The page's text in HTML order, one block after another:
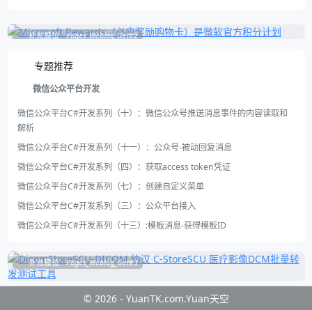
补充展位 Pages_Weblog_Get#2
专题推荐
微信公众平台开发
微信公众平台C#开发系列（十）：微信公众号推送消息事件的内容读取和
解析
微信公众平台C#开发系列（十一）：公众号-被动回复消息
微信公众平台C#开发系列（四）：获取access token凭证
微信公众平台C#开发系列（七）：创建自定义菜单
微信公众平台C#开发系列（三）：公众平台接入
微信公众平台C#开发系列（十三）:模板消息-获得模板ID
补充展位 Pages_Weblog_Get#3
© 2026 - YuanTK.com.Yuan天空